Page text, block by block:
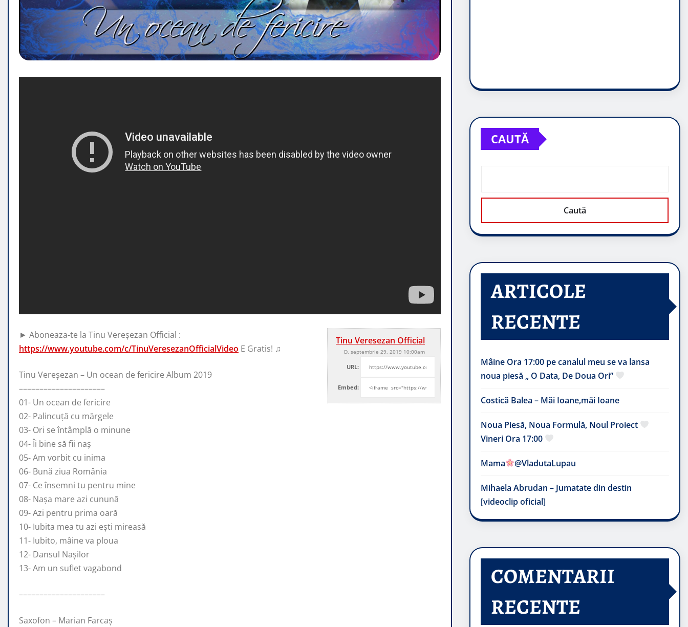
Tinu Veresezan Official
D, septembrie 29, 2019 10:00am
URL:
Embed:
► Aboneaza-te la Tinu Vereșezan Official :
https://www.youtube.com/c/TinuVeresezanOfficialVideo E Gratis! ♫
Tinu Vereșezan – Un ocean de fericire Album 2019
–––––––––––––––––––––
01- Un ocean de fericire
02- Palincuță cu mărgele
03- Ori se întâmplă o minune
04- Îi bine să fii naș
05- Am vorbit cu inima
06- Bună ziua România
07- Ce însemni tu pentru mine
08- Nașa mare azi cunună
09- Azi pentru prima oară
10- Iubita mea tu azi ești mireasă
11- Iubito, mâine va ploua
12- Dansul Nașilor
13- Am un suflet vagabond
–––––––––––––––––––––
Saxofon – Marian Farcaș
CAUTĂ
Caută
ARTICOLE
RECENTE
Mâine Ora 17:00 pe canalul meu se va lansa
noua piesă „ O Data, De Doua Ori”
Costică Balea – Măi Ioane,măi Ioane
Noua Piesă, Noua Formulă, Noul Proiect
Vineri Ora 17:00
Mama @VladutaLupau
Mihaela Abrudan – Jumatate din destin
[videoclip oficial]
COMENTARII
RECENTE